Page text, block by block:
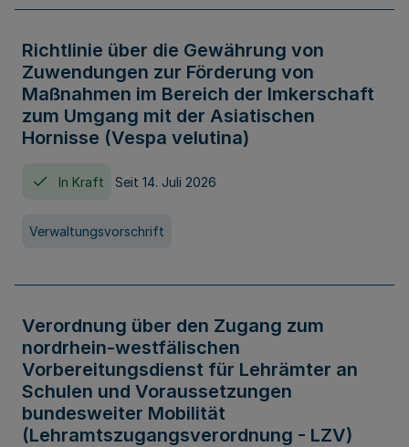
Richtlinie über die Gewährung von
Zuwendungen zur Förderung von
Maßnahmen im Bereich der Imkerschaft
zum Umgang mit der Asiatischen
Hornisse (Vespa velutina)
In Kraft Seit 14. Juli 2026
Verwaltungsvorschrift
Verordnung über den Zugang zum
nordrhein-westfälischen
Vorbereitungsdienst für Lehrämter an
Schulen und Voraussetzungen
bundesweiter Mobilität
(Lehramtszugangsverordnung - LZV)